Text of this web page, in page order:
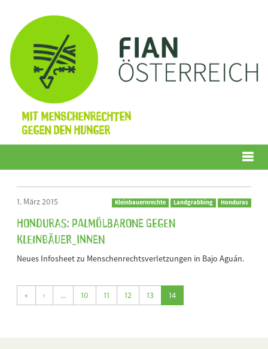
Mit Menschenrechten
gegen den Hunger
1. März 2015 Kleinbauernrechte Landgrabbing Honduras
Honduras: Palmölbarone gegen
Kleinbäuer_innen
Neues Infosheet zu Menschenrechtsverletzungen in Bajo Aguán.
« ‹ ... 10 11 12 13 14